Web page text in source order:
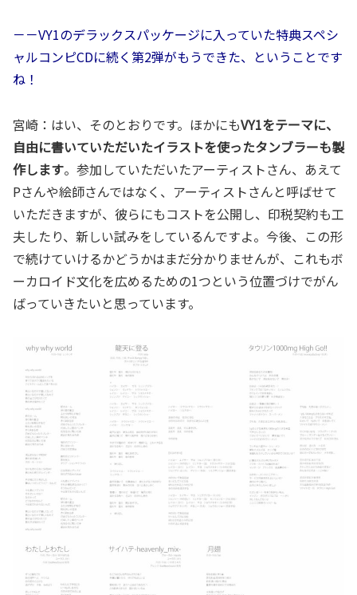
－－VY1のデラックスパッケージに入っていた特典スペシ
ャルコンピCDに続く第2弾がもうできた、ということです
ね！
宮崎：はい、そのとおりです。ほかにもVY1をテーマに、
自由に書いていただいたイラストを使ったタンブラーも製
作します。参加していただいたアーティストさん、あえて
Pさんや絵師さんではなく、アーティストさんと呼ばせて
いただきますが、彼らにもコストを公開し、印税契約も工
夫したり、新しい試みをしているんですよ。今後、この形
で続けていけるかどうかはまだ分かりませんが、これもボ
ーカロイド文化を広めるための1つという位置づけでがん
ばっていきたいと思っています。